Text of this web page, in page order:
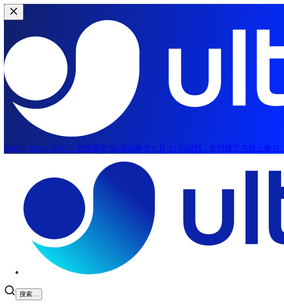
YOLO Vision 2026：
全球视觉 AI 活动将于 9 月 13 日回归，支持线下与线上参与。
搜索...